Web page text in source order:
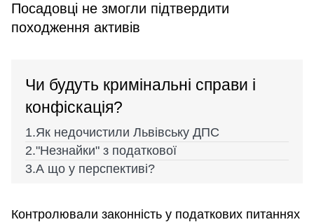
Посадовці не змогли підтвердити
походження активів
Чи будуть кримінальні справи і
конфіскація?
Як недочистили Львівську ДПС
"Незнайки" з податкової
А що у перспективі?
Контролювали законність у податкових питаннях